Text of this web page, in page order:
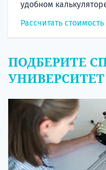
удобном
Рассчитать стоимость
ПОДБЕРИТЕ
УНИВЕРСИТЕТ